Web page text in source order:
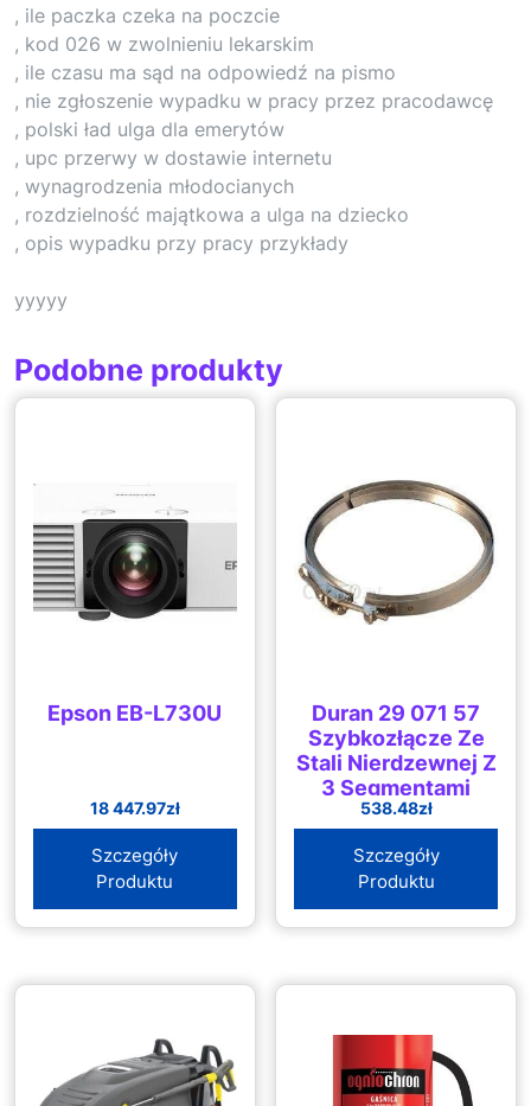
, ile paczka czeka na poczcie
, kod 026 w zwolnieniu lekarskim
, ile czasu ma sąd na odpowiedź na pismo
, nie zgłoszenie wypadku w pracy przez pracodawcę
, polski ład ulga dla emerytów
, upc przerwy w dostawie internetu
, wynagrodzenia młodocianych
, rozdzielność majątkowa a ulga na dziecko
, opis wypadku przy pracy przykłady
yyyyy
Podobne produkty
Epson EB-L730U
18 447.97zł
Szczegóły
Produktu
Duran 29 071 57
Szybkozłącze Ze
Stali Nierdzewnej Z
3 Segmentami
Mocującymi 150
Dn Pasuje Do
Kołnierza
538.48zł
Szczegóły
Produktu